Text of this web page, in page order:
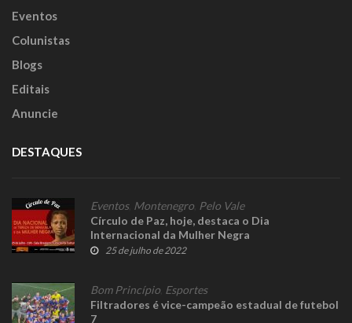
Eventos
Colunistas
Blogs
Editais
Anuncie
DESTAQUES
Eventos, Montenegro Pelo Vale
Círculo de Paz, hoje, destaca o Dia
Internacional da Mulher Negra
25 de julho de 2022
Bom Princípio Esportes
Filtradores é vice-campeão estadual de futebol
7